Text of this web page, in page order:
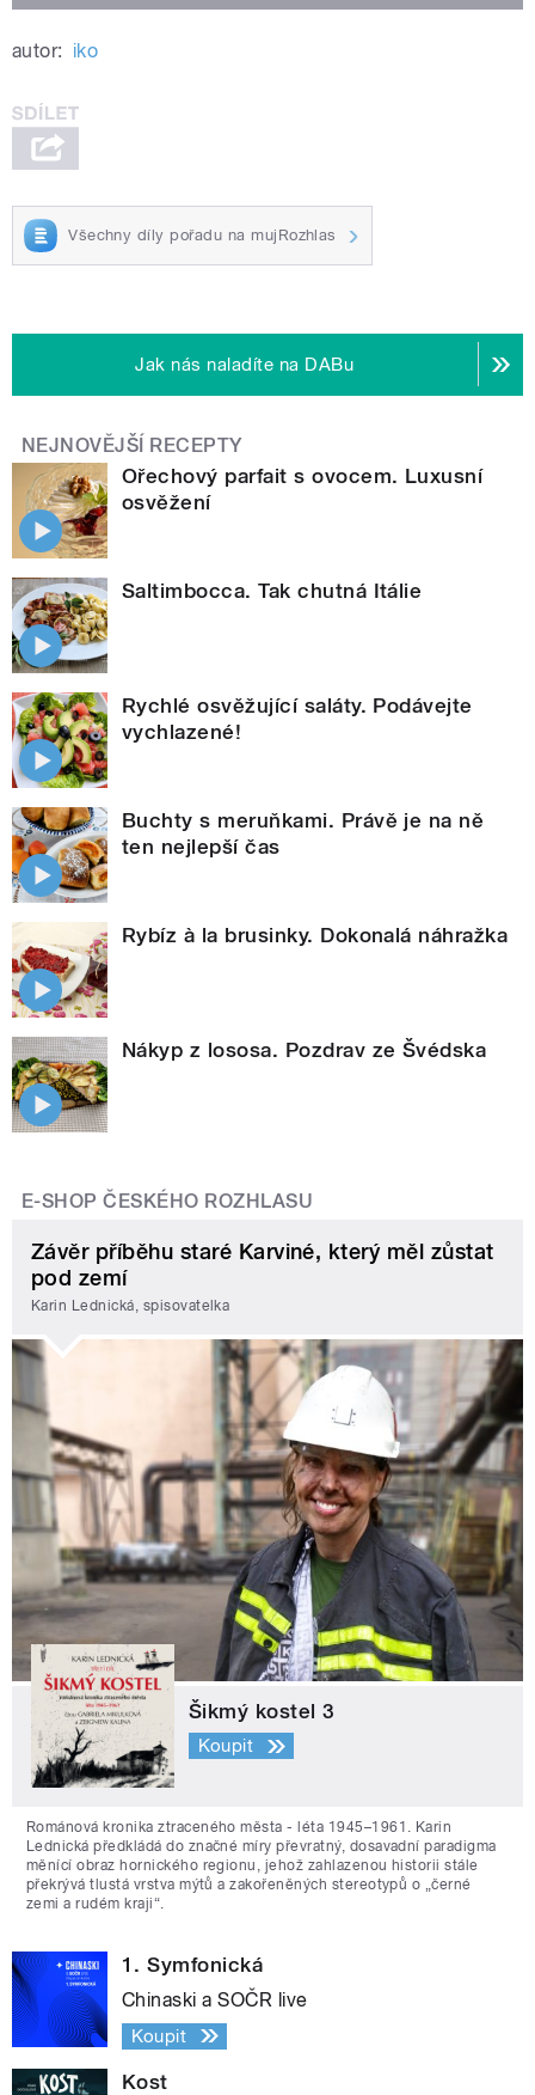
autor: iko
Všechny díly pořadu na mujRozhlas
Jak nás naladíte na DABu
NEJNOVĚJŠÍ RECEPTY
Ořechový parfait s ovocem. Luxusní
osvěžení
Saltimbocca. Tak chutná Itálie
Rychlé osvěžující saláty. Podávejte
vychlazené!
Buchty s meruňkami. Právě je na ně
ten nejlepší čas
Rybíz à la brusinky. Dokonalá náhražka
Nákyp z lososa. Pozdrav ze Švédska
E-SHOP ČESKÉHO ROZHLASU
Závěr příběhu staré Karviné, který měl zůstat
pod zemí
Karin Lednická, spisovatelka
Šikmý kostel 3
Koupit
Románová kronika ztraceného města - léta 1945–1961. Karin
Lednická předkládá do značné míry převratný, dosavadní paradigma
měnící obraz hornického regionu, jehož zahlazenou historii stále
překrývá tlustá vrstva mýtů a zakořeněných stereotypů o „černé
zemi a rudém kraji“.
1. Symfonická
Chinaski a SOČR live
Koupit
Kost